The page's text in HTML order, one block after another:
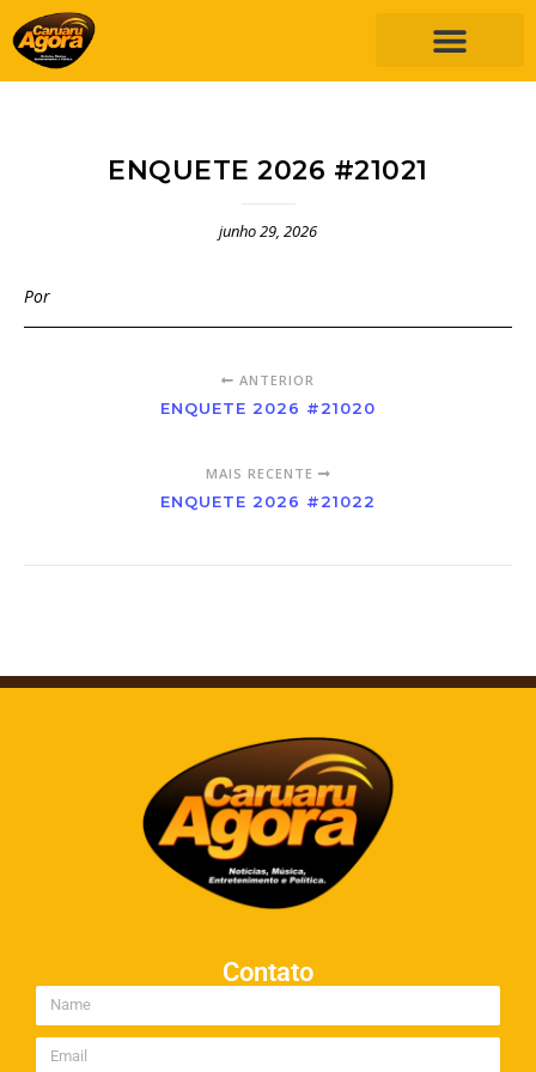
ENQUETE 2026 #21021
junho 29, 2026
Por
ANTERIOR
ENQUETE 2026 #21020
MAIS RECENTE
ENQUETE 2026 #21022
Contato